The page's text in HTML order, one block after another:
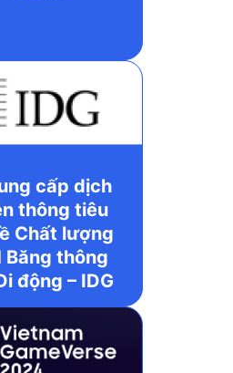
cấp dịch
thông tiêu
Chất lượng
Băng thông
động – IDG